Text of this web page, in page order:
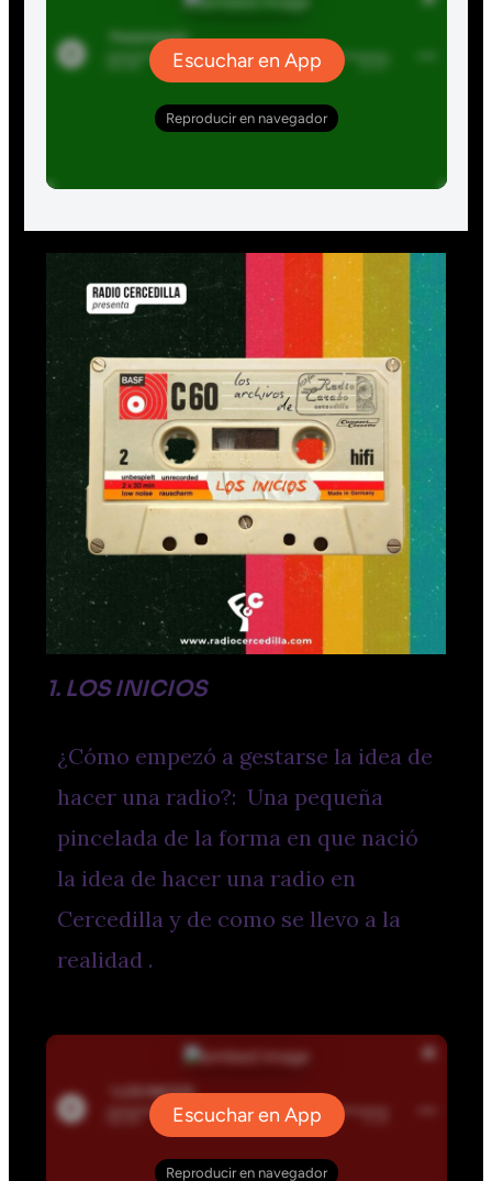
1. LOS INICIOS
¿Cómo empezó a gestarse la idea de
hacer una radio?: Una pequeña
pincelada de la forma en que nació
la idea de hacer una radio en
Cercedilla y de como se llevo a la
realidad .